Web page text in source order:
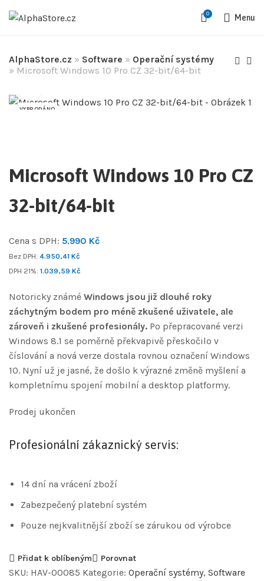
0 Menu
AlphaStore.cz » Software » Operační systémy
» Microsoft Windows 10 Pro CZ 32-bit/64-bit
VYPRODÁNO
Microsoft Windows 10 Pro CZ
32-bit/64-bit
Cena s DPH: 5.990 Kč
Bez DPH: 4.950,41 Kč
DPH 21%: 1.039,59 Kč
Notoricky známé Windows jsou již dlouhé roky
záchytným bodem pro méně zkušené uživatele, ale
zároveň i zkušené profesionály. Po přepracované verzi
Windows 8.1 se poměrně překvapivě přeskočilo v
číslování a nová verze dostala rovnou označení Windows
10. Nyní už je jasné, že došlo k výrazné změně myšlení a
kompletnímu spojení mobilní a desktop platformy.
Prodej ukončen
Profesionální zákaznický servis:
14 dní na vrácení zboží
Zabezpečený platební systém
Pouze nejkvalitnější zboží se zárukou od výrobce
Přidat k oblíbeným Porovnat
SKU: HAV-00085 Kategorie: Operační systémy, Software